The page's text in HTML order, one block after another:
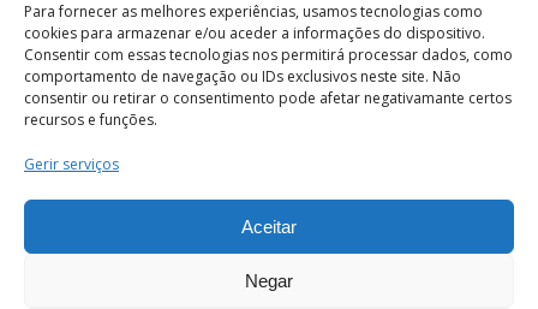
Para fornecer as melhores experiências, usamos tecnologias como
cookies para armazenar e/ou aceder a informações do dispositivo.
Consentir com essas tecnologias nos permitirá processar dados, como
comportamento de navegação ou IDs exclusivos neste site. Não
consentir ou retirar o consentimento pode afetar negativamante certos
recursos e funções.
Gerir serviços
Aceitar
Negar
Termos e Condições
os direitos reservados.